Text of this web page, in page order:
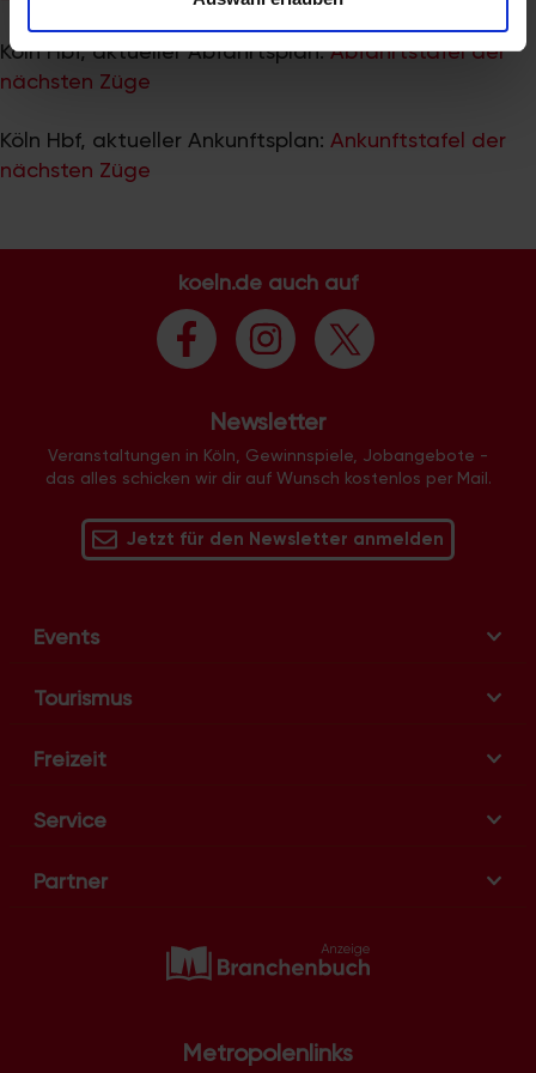
analysieren. Außerdem geben wir Informationen zu Ihrer
Verwendung unserer Website an unsere Partner für
soziale Medien, Werbung und Analysen weiter. Unsere
weiteren Daten zusammen, die Sie ihnen bereitgestellt
haben oder die sie im Rahmen Ihrer Nutzung der Dienste
Köln Hbf, aktueller Abfahrtsplan:Abfahrtstafel der
nächsten Züge
Köln Hbf, aktueller Ankunftsplan: Ankunftstafel der
nächsten Züge
koeln.de auch auf
Newsletter
Veranstaltungen in Köln, Gewinnspiele, Jobangebote -
das alles schicken wir dir auf Wunsch kostenlos per Mail.
Jetzt für den Newsletter anmelden
Events
Tourismus
Freizeit
Service
Partner
Metropolenlinks